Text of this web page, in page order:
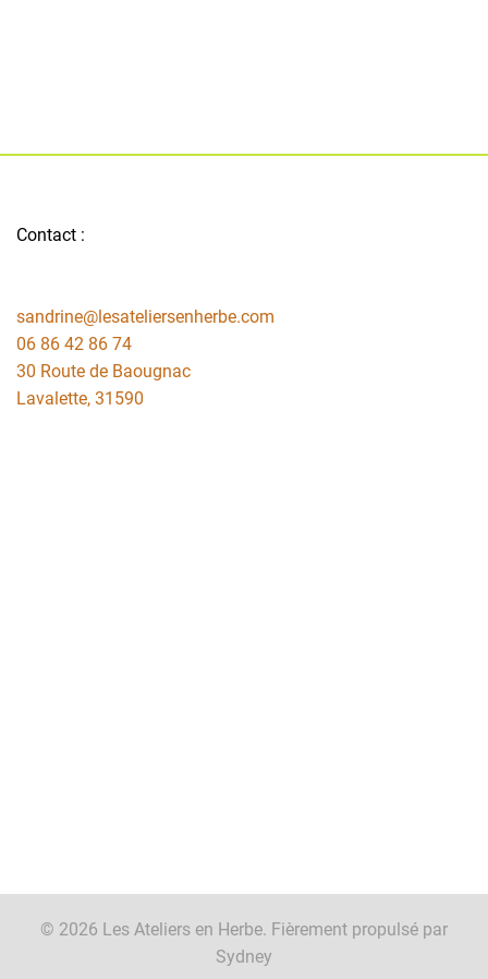
Contact :
sandrine@lesateliersenherbe.com
06 86 42 86 74
30 Route de Baougnac
Lavalette, 31590
© 2026 Les Ateliers en Herbe. Fièrement propulsé par
Sydney